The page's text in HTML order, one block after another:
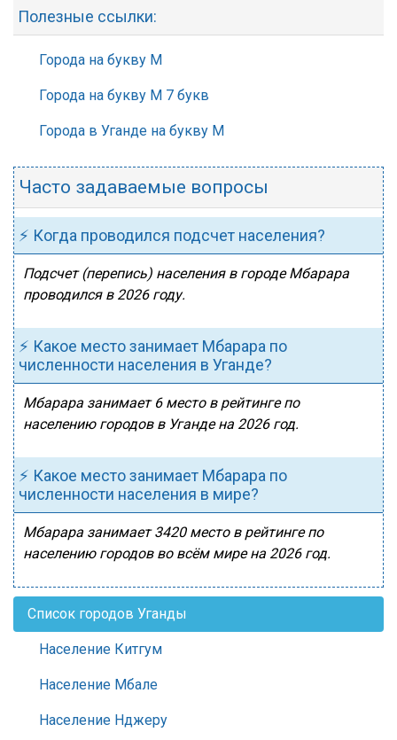
Полезные ссылки:
Города на букву М
Города на букву М 7 букв
Города в Уганде на букву М
Часто задаваемые вопросы
⚡ Когда проводился подсчет населения?
Подсчет (перепись) населения в городе Мбарара
проводился в 2026 году.
⚡ Какое место занимает Мбарара по
численности населения в Уганде?
Мбарара занимает 6 место в рейтинге по
населению городов в Уганде на 2026 год.
⚡ Какое место занимает Мбарара по
численности населения в мире?
Мбарара занимает 3420 место в рейтинге по
населению городов во всём мире на 2026 год.
Список городов Уганды
Население Китгум
Население Мбале
Население Нджеру